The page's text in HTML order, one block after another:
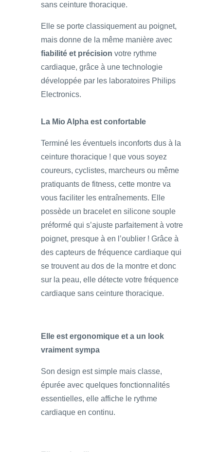
sans ceinture thoracique.
Elle se porte classiquement au poignet,
mais donne de la même manière avec
fiabilité et précision votre rythme
cardiaque, grâce à une technologie
développée par les laboratoires Philips
Electronics.
La Mio Alpha est confortable
Terminé les éventuels inconforts dus à la
ceinture thoracique ! que vous soyez
coureurs, cyclistes, marcheurs ou même
pratiquants de fitness, cette montre va
vous faciliter les entraînements. Elle
possède un bracelet en silicone souple
préformé qui s’ajuste parfaitement à votre
poignet, presque à en l’oublier ! Grâce à
des capteurs de fréquence cardiaque qui
se trouvent au dos de la montre et donc
sur la peau, elle détecte votre fréquence
cardiaque sans ceinture thoracique.
Elle est ergonomique et a un look
vraiment sympa
Son design est simple mais classe,
épurée avec quelques fonctionnalités
essentielles, elle affiche le rythme
cardiaque en continu.